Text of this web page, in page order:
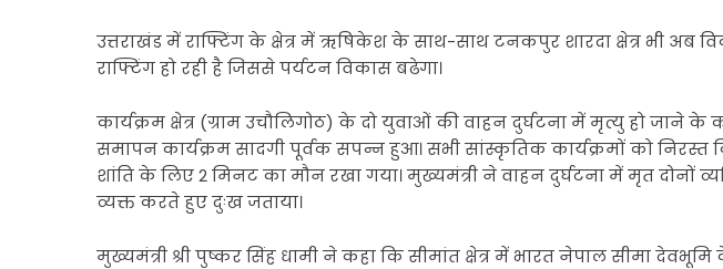
उत्तराखंड में राफ्टिंग के क्षेत्र में ऋषिकेश के साथ-साथ टनकपुर शारदा क्षेत्र भी अब
राफ्टिंग हो रही है जिससे पर्यटन विकास बढेगा।
कार्यक्रम क्षेत्र (ग्राम उचौलिगोठ) के दो युवाओं की वाहन दुर्घटना में मृत्यु हो जाने के
समापन कार्यक्रम सादगी पूर्वक सपन्न हुआ। सभी सांस्कृतिक कार्यक्रमों को निरस्त
शांति के लिए 2 मिनट का मौन रखा गया। मुख्यमंत्री ने वाहन दुर्घटना में मृत दोनों
व्यक्त करते हुए दुःख जताया।
मुख्यमंत्री श्री पुष्कर सिंह धामी ने कहा कि सीमांत क्षेत्र में भारत नेपाल सीमा देवभूमि